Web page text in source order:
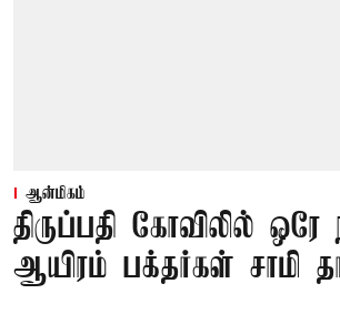
ஆன்மிகம்
திருப்பதி கோவிலில் ஒரே
ஆயிரம் பக்தர்கள் சாமி